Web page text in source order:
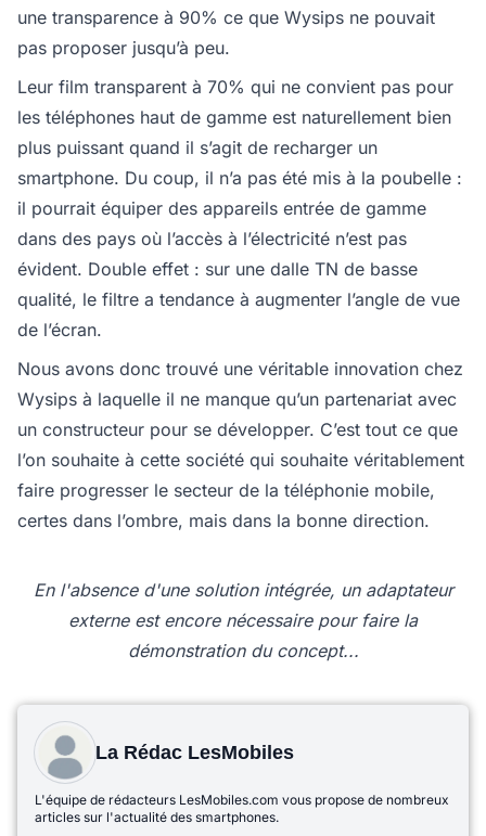
une transparence à 90% ce que Wysips ne pouvait
pas proposer jusqu’à peu.
Leur film transparent à 70% qui ne convient pas pour
les téléphones haut de gamme est naturellement bien
plus puissant quand il s’agit de recharger un
smartphone. Du coup, il n’a pas été mis à la poubelle :
il pourrait équiper des appareils entrée de gamme
dans des pays où l’accès à l’électricité n’est pas
évident. Double effet : sur une dalle TN de basse
qualité, le filtre a tendance à augmenter l’angle de vue
de l’écran.
Nous avons donc trouvé une véritable innovation chez
Wysips à laquelle il ne manque qu’un partenariat avec
un constructeur pour se développer. C’est tout ce que
l’on souhaite à cette société qui souhaite véritablement
faire progresser le secteur de la téléphonie mobile,
certes dans l’ombre, mais dans la bonne direction.
En l'absence d'une solution intégrée, un adaptateur
externe est encore nécessaire pour faire la
démonstration du concept...
La Rédac LesMobiles
L'équipe de rédacteurs LesMobiles.com vous propose de nombreux
articles sur l'actualité des smartphones.